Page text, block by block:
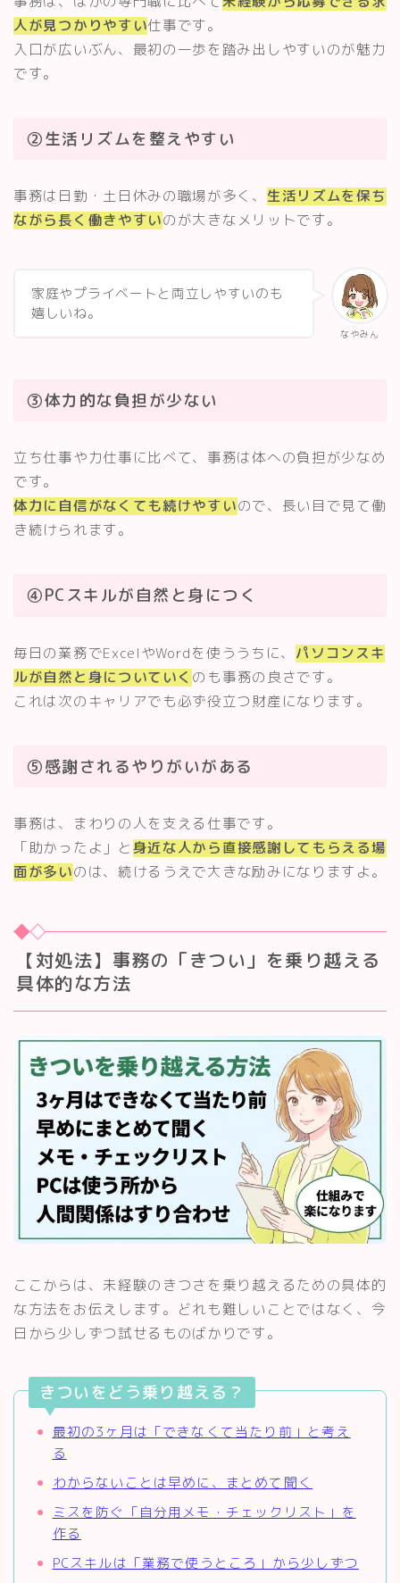
人が見つかりやすい仕事です。
入口が広いぶん、最初の一歩を踏み出しやすいのが魅力
です。
②生活リズムを整えやすい
事務は日勤・土日休みの職場が多く、 生活リズムを保ち
ながら長く働きやすいのが大きなメリットです。
なやみん
家庭やプライベートと両立しやすいのも
嬉しいね。
③体力的な負担が少ない
立ち仕事や力仕事に比べて、事務は体への負担が少なめ
です。
体力に自信がなくても続けやすいので、長い目で見て働
き続けられます。
④PCスキルが自然と身につく
毎日の業務でExcelやWordを使ううちに、 パソコンスキ
ルが自然と身についていく のも事務の良さです。
これは次のキャリアでも必ず役立つ財産になります。
⑤感謝されるやりがいがある
事務は、まわりの人を支える仕事です。
「助かったよ」と身近な人から直接感謝してもらえる場
面が多いのは、続けるうえで大きな励みになりますよ。
【対処法】事務の「きつい」を乗り越える
具体的な方法
ここからは、未経験のきつさを乗り越えるための具体的
な方法をお伝えします。どれも難しいことではなく、今
日から少しずつ試せるものばかりです。
きついをどう乗り越える？
最初の3ヶ月は「できなくて当たり前」と考え
る
わからないことは早めに、まとめて聞く
ミスを防ぐ「自分用メモ・チェックリスト」を
作る
PCスキルは「業務で使うところ」から少しずつ